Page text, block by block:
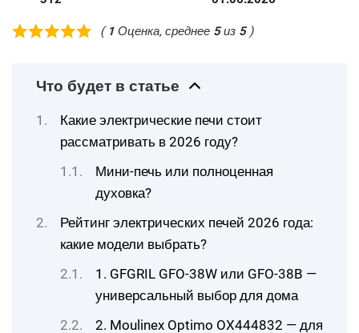
( 1 Оценка, среднее 5из 5)
Что будет в статье
Какие электрические печи стоит
рассматривать в 2026 году?
Мини-печь или полноценная
духовка?
Рейтинг электрических печей 2026 года:
какие модели выбрать?
1. GFGRIL GFO-38W или GFO-38B —
универсальный выбор для дома
2. Moulinex Optimo OX444832 — для